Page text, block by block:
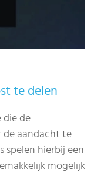
te delen
de
aandacht te
spelen hierbij een
mogelijk